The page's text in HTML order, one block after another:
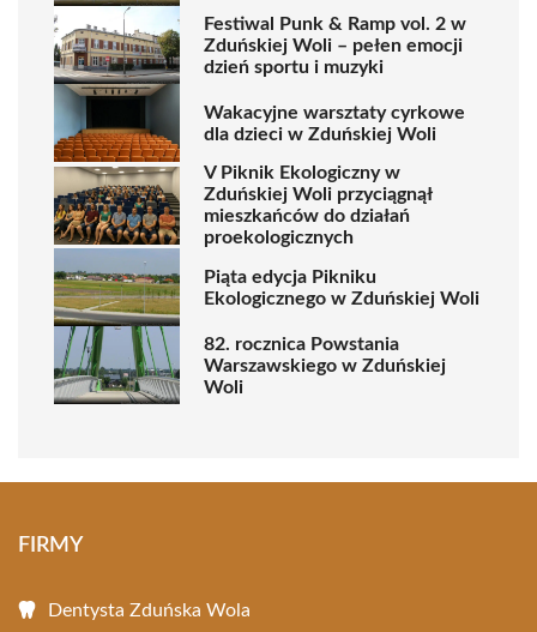
Festiwal Punk & Ramp vol. 2 w
Zduńskiej Woli – pełen emocji
dzień sportu i muzyki
Wakacyjne warsztaty cyrkowe
dla dzieci w Zduńskiej Woli
V Piknik Ekologiczny w
Zduńskiej Woli przyciągnął
mieszkańców do działań
proekologicznych
Piąta edycja Pikniku
Ekologicznego w Zduńskiej Woli
82. rocznica Powstania
Warszawskiego w Zduńskiej
Woli
FIRMY
Dentysta Zduńska Wola